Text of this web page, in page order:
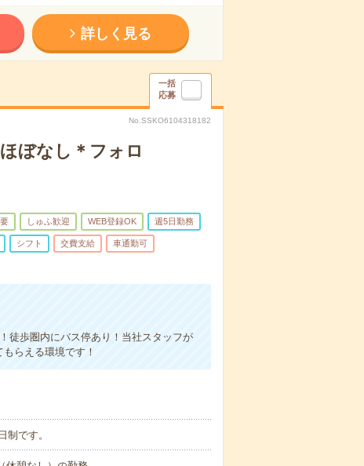
詳しく見る
一括
応募
No.SSKO6104318182
ぼなし＊フォロ
しゅふ歓迎 WEB登録OK 週5日勤務
シフト 交費支給 車通勤可
徒歩圏内にバス停あり！当社スタッフが
らえる環境です！
です。